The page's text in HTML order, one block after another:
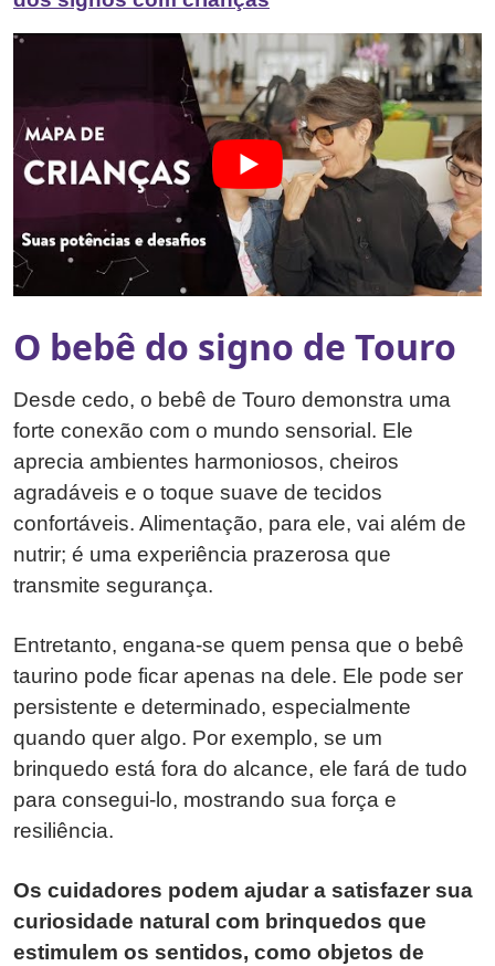
O bebê do signo de Touro
Desde cedo, o bebê de Touro demonstra uma
forte conexão com o mundo sensorial. Ele
aprecia ambientes harmoniosos, cheiros
agradáveis e o toque suave de tecidos
confortáveis. Alimentação, para ele, vai além de
nutrir; é uma experiência prazerosa que
transmite segurança.
Entretanto, engana-se quem pensa que o bebê
taurino pode ficar apenas na dele. Ele pode ser
persistente e determinado, especialmente
quando quer algo. Por exemplo, se um
brinquedo está fora do alcance, ele fará de tudo
para consegui-lo, mostrando sua força e
resiliência.
Os cuidadores podem ajudar a satisfazer sua
curiosidade natural com brinquedos que
estimulem os sentidos, como objetos de